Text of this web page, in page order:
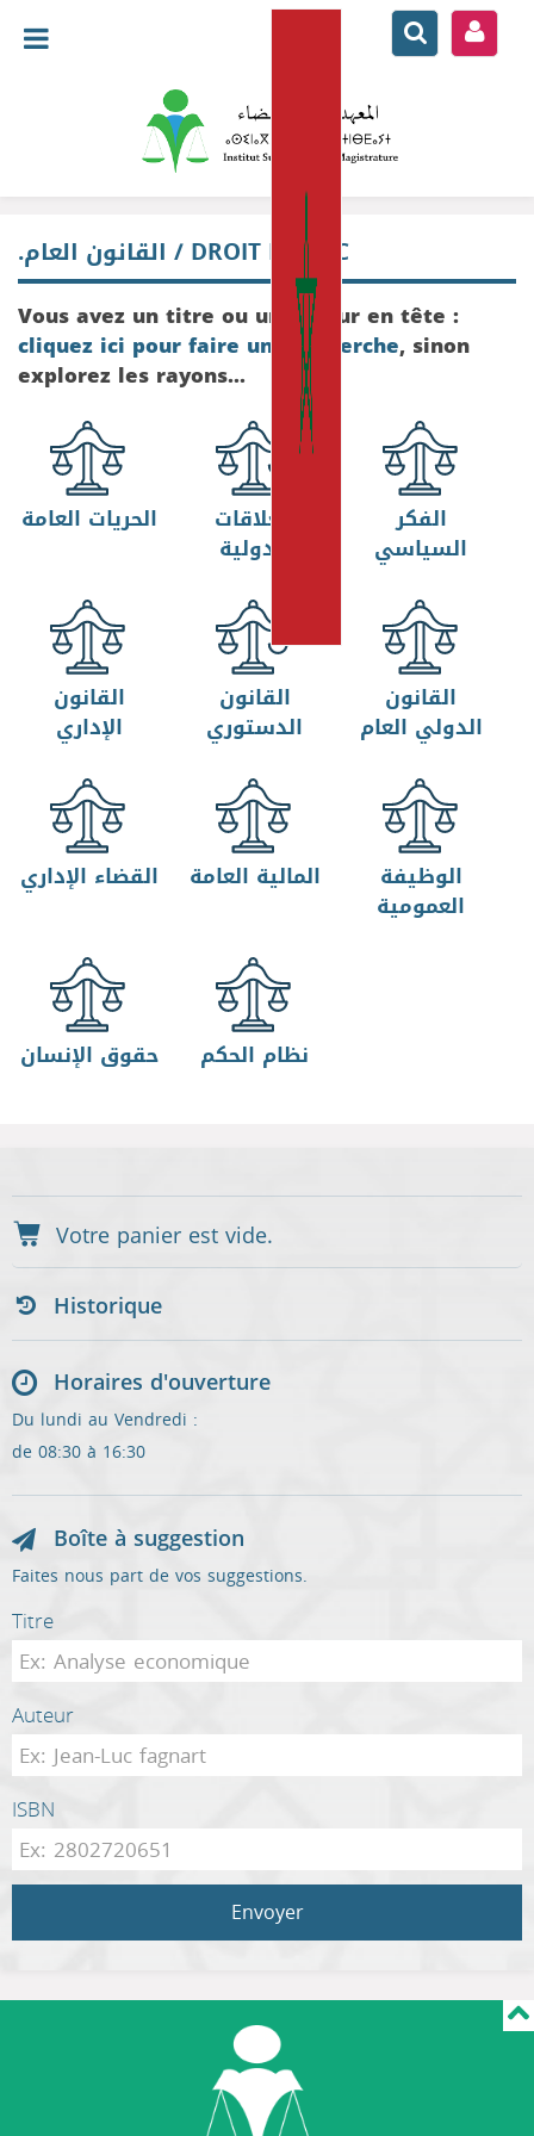
. القانون العام / DROIT PUBLIC
Vous avez un titre ou un auteur en tête :
cliquez ici pour faire une recherche, sinon
explorez les rayons...
الحريات العامة العلاقات
الدولية
الفكر
السياسي
القانون
الإداري
القانون
الدستوري
القانون
الدولي العام
القضاء الإداري المالية العامة الوظيفة
العمومية
حقوق الإنسان نظام الحكم
Historique
Horaires d'ouverture
Du lundi au Vendredi :
de 08:30 à 16:30
Boîte à suggestion
Faites nous part de vos suggestions.
Titre
Auteur
ISBN
Envoyer